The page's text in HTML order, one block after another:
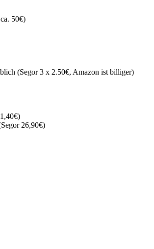
50€)
(Segor 3 x 2.50€, Amazon ist billiger)
26,90€)